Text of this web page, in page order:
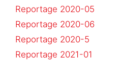
Reportage 2020-05
Reportage 2020-06
Reportage 2020-5
Reportage 2021-01